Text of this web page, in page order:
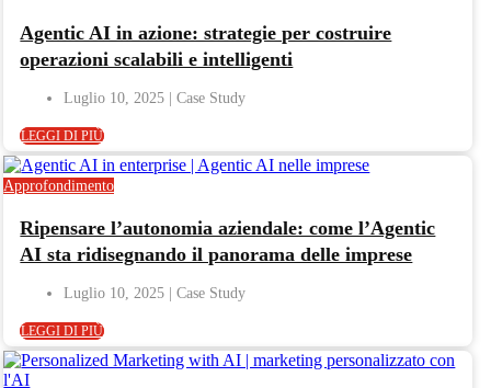
Agentic AI in azione: strategie per costruire
operazioni scalabili e intelligenti
Luglio 10, 2025
LEGGI DI PIÙ
Approfondimento
Ripensare l’autonomia aziendale: come l’Agentic
AI sta ridisegnando il panorama delle imprese
Luglio 10, 2025
LEGGI DI PIÙ